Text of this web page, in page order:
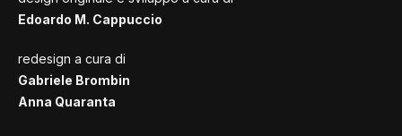
Edoardo M. Cappuccio
redesign a cura di
Gabriele Brombin
Anna Quaranta